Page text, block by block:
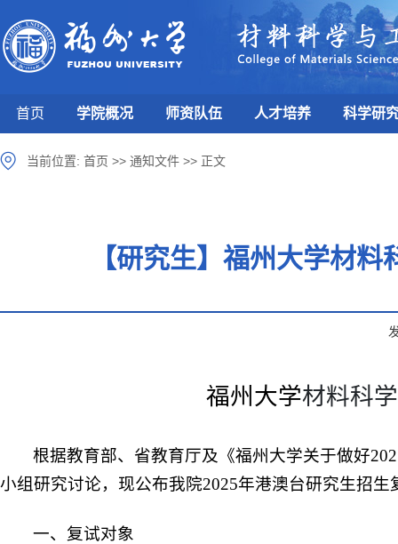
首页 学院概况 师资队伍 人才培养 科学研
当前位置: 首页 >> 通知文件 >> 正文
【研究生】福州大学材
福州大学材料科
根据教育部、省教育厅及《福州大学关于做好
小组研究讨论，现公布我院2025年港澳台研究生招生
一、复试对象